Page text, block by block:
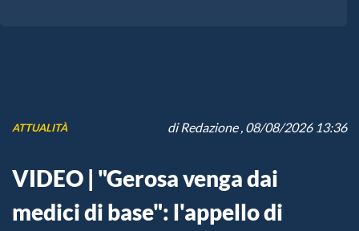
ATTUALITÀ diRedazione, 08/08/2026 13:36
VIDEO | "Gerosa venga dai
medici di base": l'appello di